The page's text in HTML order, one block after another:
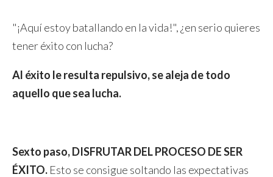
"¡Aquí estoy batallando en la vida!", ¿en serio quieres
tener éxito con lucha?
Al éxito le resulta repulsivo, se aleja de todo
aquello que sea lucha.
Sexto paso, DISFRUTAR DEL PROCESO DE SER
ÉXITO. Esto se consigue soltando las expectativas